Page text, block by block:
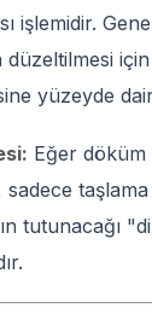
işlemidir.
düzeltilmesi
yüzeyde
Eğer
sadece
tutunacağı